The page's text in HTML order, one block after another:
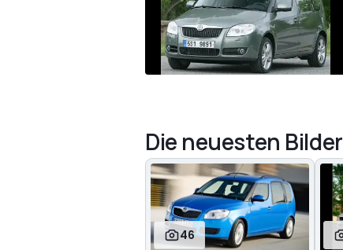
Die neuesten Bilder
46